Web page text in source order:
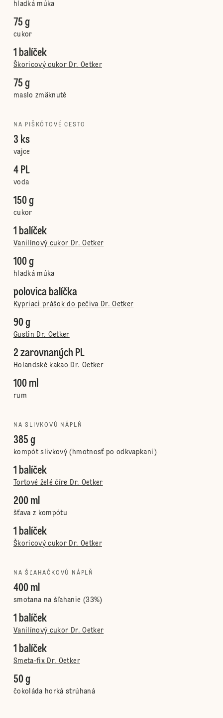
hladká múka
75 g
cukor
1 balíček
Škoricový cukor Dr. Oetker
75 g
maslo zmäknuté
NA PIŠKÓTOVÉ CESTO
3 ks
vajce
4 PL
voda
150 g
cukor
1 balíček
Vanilínový cukor Dr. Oetker
100 g
hladká múka
polovica balíčka
Kypriaci prášok do pečiva Dr. Oetker
90 g
Gustin Dr. Oetker
2 zarovnaných PL
Holandské kakao Dr. Oetker
100 ml
rum
NA SLIVKOVÚ NÁPLŇ
385 g
kompót slivkový (hmotnosť po odkvapkaní)
1 balíček
Tortové želé číre Dr. Oetker
200 ml
šťava z kompótu
1 balíček
Škoricový cukor Dr. Oetker
NA ŠĽAHAČKOVÚ NÁPLŇ
400 ml
smotana na šľahanie (33%)
1 balíček
Vanilínový cukor Dr. Oetker
1 balíček
Smeta-fix Dr. Oetker
50 g
čokoláda horká strúhaná